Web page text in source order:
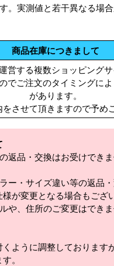
実測値と若干異なる場
商品在庫につきまして
する複数ショッピング
でご注文のタイミングに
があります。
させて頂きますので予め
返品・交換はお受けでき
・サイズ違い等の返品・
が変更となる場合もござい
や、住所のご変更はでき
ように調整しております
。